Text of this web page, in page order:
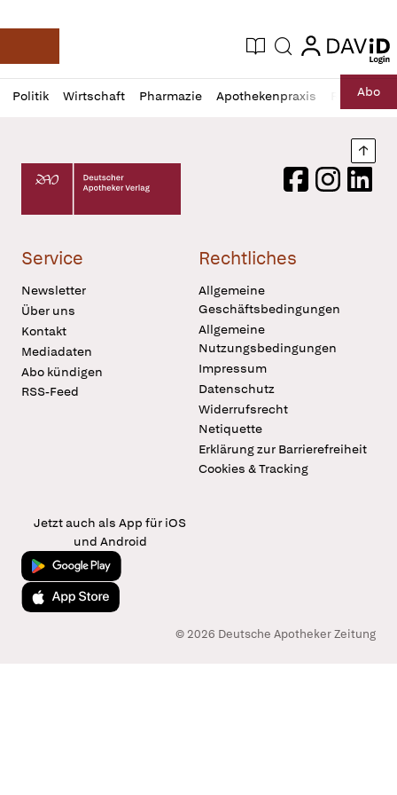
Deutsche Apotheker Zeitung
Aktuelle Ausgabe
Suche login
login
Politik Wirtschaft Pharmazie Apothekenpraxis RechtAbo
Profil
öffnen
Daz
Pur
Deutscher Apotheker Verlag Logo
FacebookInstagram
Service
Newsletter
Über uns
Kontakt
Mediadaten
Abo kündigen
RSS-Feed
Rechtliches
Allgemeine
Geschäftsbedingungen
Allgemeine
Nutzungsbedingungen
Impressum
Datenschutz
Widerrufsrecht
Netiquette
Erklärung zur Barrierefreiheit
Cookies & Tracking
Jetzt auch als App für iOS
und Android
Jetzt bei Google Play
Laden im App Store
© 2026 Deutsche Apotheker Zeitung